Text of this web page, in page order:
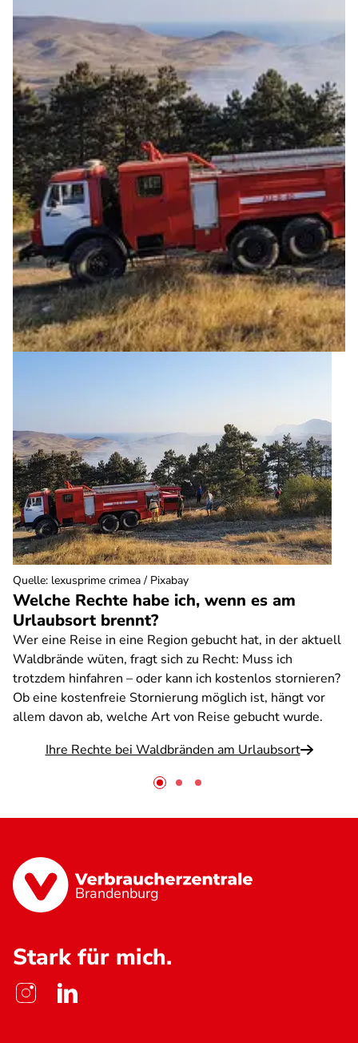
Welche Rechte habe ich, wenn es am
Urlaubsort brennt?
Wer eine Reise in eine Region gebucht hat, in der aktuell
Waldbrände wüten, fragt sich zu Recht: Muss ich
trotzdem hinfahren – oder kann ich kostenlos stornieren?
Ob eine kostenfreie Stornierung möglich ist, hängt vor
allem davon ab, welche Art von Reise gebucht wurde.
Ihre Rechte bei Waldbränden am Urlaubsort
Quelle: lexusprime crimea / Pixabay
Brandenburg
Stark für mich.